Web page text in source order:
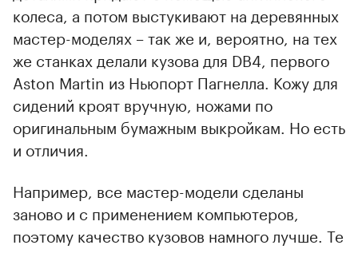
колеса, а потом выстукивают на деревянных
мастер-моделях – так же и, вероятно, на тех
же станках делали кузова для DB4, первого
Aston Martin из Ньюпорт Пагнелла. Кожу для
сидений кроят вручную, ножами по
оригинальным бумажным выкройкам. Но есть
и отличия.
Например, все мастер-модели сделаны
заново и с применением компьютеров,
поэтому качество кузовов намного лучше. Те